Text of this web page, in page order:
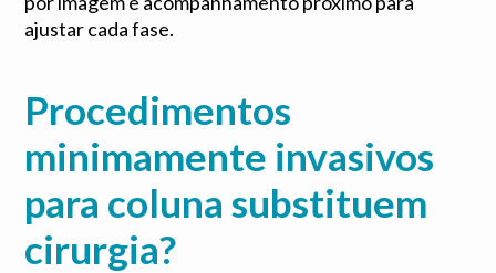
ajustar cada fase.
Procedimentos
minimamente invasivos
para coluna substituem
cirurgia?